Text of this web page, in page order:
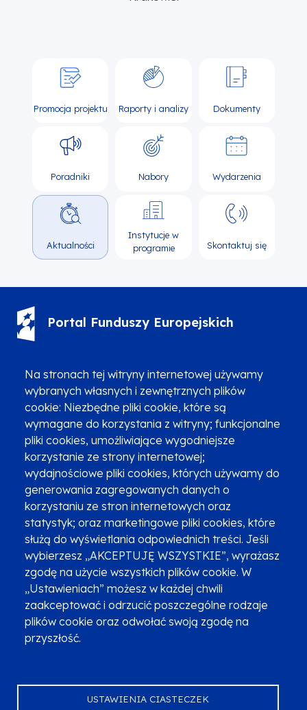
Na stronach tej witryny internetowej używamy
wybranych własnych i zewnętrznych plików
cookie: Niezbędne pliki cookie, które są
wymagane do korzystania z witryny; funkcjonalne
pliki cookies, umożliwiające wygodniejsze
korzystanie ze strony internetowej;
wydajnościowe pliki cookies, których używamy do
generowania zagregowanych danych o
korzystaniu ze stron internetowych oraz
statystyk; oraz marketingowe pliki cookies, które
służą do wyświetlania odpowiednich treści. Jeśli
wybierzesz „AKCEPTUJĘ WSZYSTKIE”, wyrażasz
zgodę na użycie wszystkich plików cookie. W
„Ustawieniach” możesz w każdej chwili
zaakceptować i odrzucić poszczególne rodzaje
plików cookie oraz odwołać swoją zgodę na
przyszłość.
USTAWIENIA CIASTECZEK
Promocja projektu Raporty i analizy Dokumenty
Poradniki Nabory Wydarzenia
Aktualności
Instytucje w
programie
Skontaktuj się
Portal Funduszy Europejskich
Zgłoszenia podejrzenia niezgodności z KPP i KPON
Newsletter
Fundusze SMS-em
Najczęściej zadawane pytania
Promocja projektu
Zobacz inne programy
Poznaj Fundusze 2014-2020
Deklaracja dostępności
Polityka prywatności
Przetwarzanie danych osobowych
Zgłoś błąd Mapa strony